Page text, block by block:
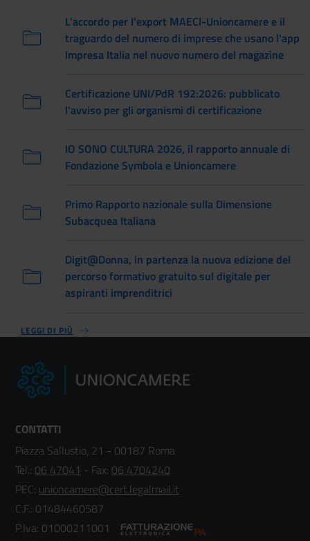
L'accordo per l'export MAECI-Unioncamere e il
traguardo del numero di imprese che usano l'app
Impresa Italia nel nuovo numero del magazine
Certificazione UNI/PdR 192:2026: pubblicato
l'avviso per gli organismi di certificazione
IO SONO CULTURA 2026, il rapporto annuale di
Fondazione Symbola e Unioncamere
Primo Rapporto nazionale sulla Dimensione
Subacquea Italiana
Digit@Donna, in partenza la nuova edizione del
percorso formativo gratuito sul digitale per
aspiranti imprenditrici
LEGGI DI PIÙ
CONTATTI
Piazza Sallustio, 21 - 00187 Roma
Tel.: 06 47041 - Fax: 06 4704240
PEC: unioncamere@cert.legalmail.it
C.F.: 01484460587
P.Iva: 01000211001